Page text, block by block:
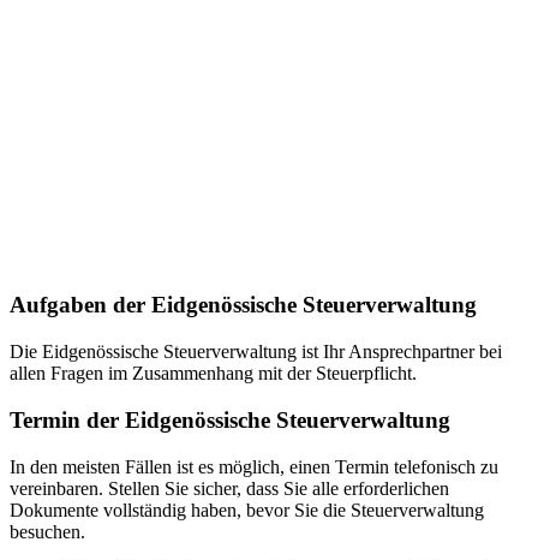
Aufgaben der Eidgenössische Steuerverwaltung
Die Eidgenössische Steuerverwaltung ist Ihr Ansprechpartner bei
allen Fragen im Zusammenhang mit der Steuerpflicht.
Termin der Eidgenössische Steuerverwaltung
In den meisten Fällen ist es möglich, einen Termin telefonisch zu
vereinbaren. Stellen Sie sicher, dass Sie alle erforderlichen
Dokumente vollständig haben, bevor Sie die Steuerverwaltung
besuchen.